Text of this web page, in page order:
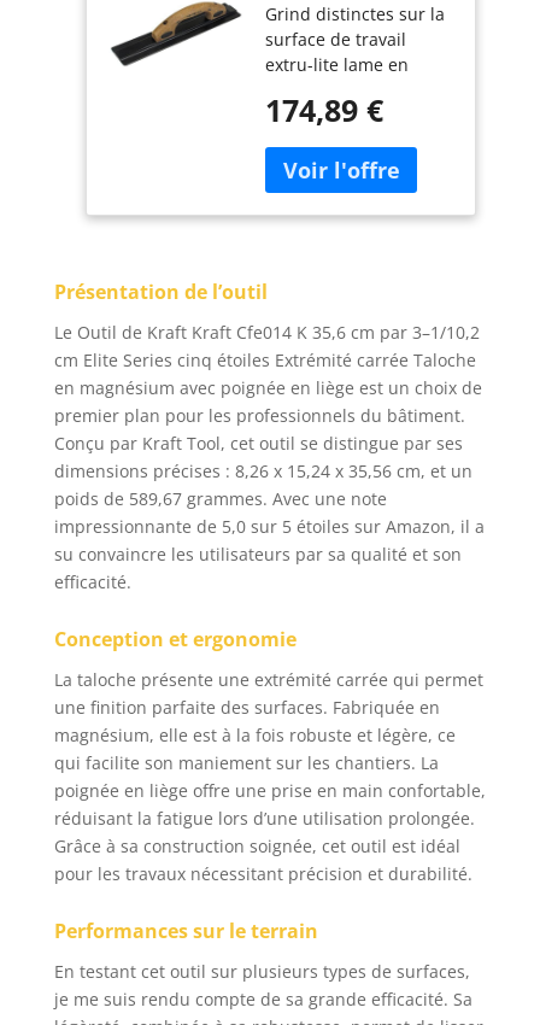
1/10,2 cm Elite
Series cinq étoiles
Extrémité carrée
Taloche en
magnésium avec
poignée en liège
(1per Lot)
Grind distinctes sur la
surface de travail
extru-lite lame en
plus léger que
carrés flotter à bords
et coins Poignée en
liège Quantité : 1-per
174,89 €
Présentation de l’outil
Le Outil de Kraft Kraft Cfe014 K 35,6 cm par 3–1/10,2
cm Elite Series cinq étoiles Extrémité carrée Taloche
en magnésium avec poignée en liège est un choix de
premier plan pour les professionnels du bâtiment.
Conçu par Kraft Tool, cet outil se distingue par ses
dimensions précises : 8,26 x 15,24 x 35,56 cm, et un
poids de 589,67 grammes. Avec une note
impressionnante de 5,0 sur 5 étoiles sur Amazon, il a
su convaincre les utilisateurs par sa qualité et son
efficacité.
Conception et ergonomie
La taloche présente une extrémité carrée qui permet
une finition parfaite des surfaces. Fabriquée en
magnésium, elle est à la fois robuste et légère, ce
qui facilite son maniement sur les chantiers. La
poignée en liège offre une prise en main confortable,
réduisant la fatigue lors d’une utilisation prolongée.
Grâce à sa construction soignée, cet outil est idéal
pour les travaux nécessitant précision et durabilité.
Performances sur le terrain
En testant cet outil sur plusieurs types de surfaces,
je me suis rendu compte de sa grande efficacité. Sa